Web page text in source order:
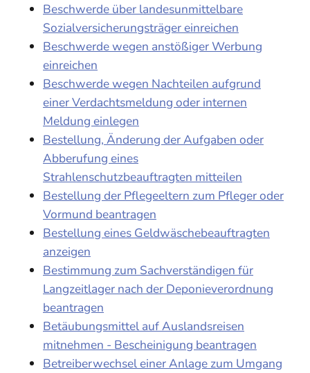
Beschwerde über landesunmittelbare
Sozialversicherungsträger einreichen
Beschwerde wegen anstößiger Werbung
einreichen
Beschwerde wegen Nachteilen aufgrund
einer Verdachtsmeldung oder internen
Meldung einlegen
Bestellung, Änderung der Aufgaben oder
Abberufung eines
Strahlenschutzbeauftragten mitteilen
Bestellung der Pflegeeltern zum Pfleger oder
Vormund beantragen
Bestellung eines Geldwäschebeauftragten
anzeigen
Bestimmung zum Sachverständigen für
Langzeitlager nach der Deponieverordnung
beantragen
Betäubungsmittel auf Auslandsreisen
mitnehmen - Bescheinigung beantragen
Betreiberwechsel einer Anlage zum Umgang